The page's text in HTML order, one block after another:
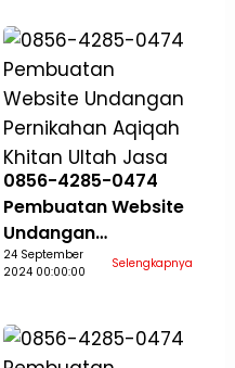
0856-4285-0474
Pembuatan Website
Undangan
Pernikahan Aqiqah
24 September
2024 00:00:00
Selengkapnya